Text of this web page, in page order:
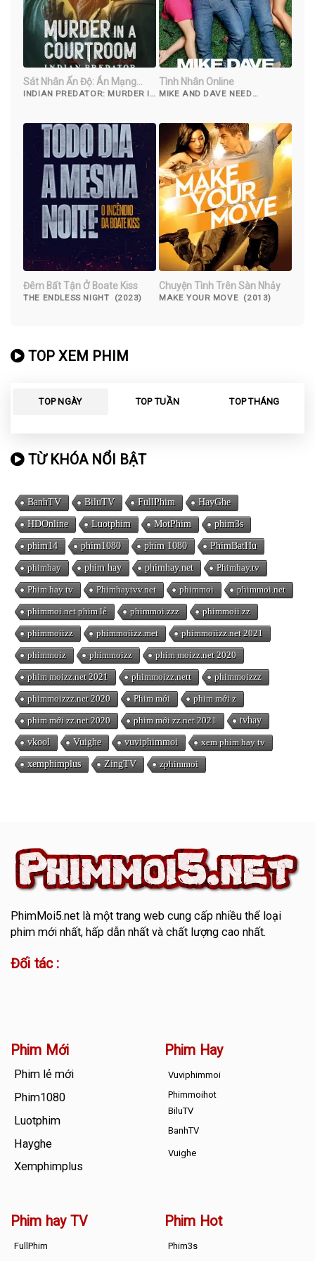
Sát Nhân Ấn Độ: Án Mạng
Trong Phòng Xử Án
INDIAN PREDATOR: MURDER IN
Tình Nhân Online
MIKE AND DAVE NEED
Đêm Bất Tận Ở Boate Kiss
THE ENDLESS NIGHT (2023)
Chuyện Tình Trên Sàn Nhảy
MAKE YOUR MOVE (2013)
TOP XEM PHIM
TOP NGÀY TOP TUẦN TOP THÁNG
TỪ KHÓA NỔI BẬT
BanhTV BiluTV FullPhim HayGhe
HDOnline Luotphim MotPhim phim3s
phim14 phim1080 phim 1080 PhimBatHu
phimhay phim hay phimhay.net Phimhay.tv
Phim hay tv Phimhaytvv.net phimmoi phimmoi.net
phimmoi.net phim lẻ phimmoi.zzz phimmoii.zz
phimmoiizz phimmoiizz.met phimmoiizz.net 2021
phimmoiz phimmoizz phim moizz.net 2020
phim moizz.net 2021 phimmoizz.nett phimmoizzz
phimmoizzz.net 2020 Phim mới phim mới z
phim mới zz.net 2020 phim mới zz.net 2021 tvhay
vkool Vuighe vuviphimmoi xem phim hay tv
xemphimplus ZingTV zphimmoi
PhimMoi5.netlà một trang web cung cấp nhiều thể loại
phim mới nhất, hấp dẫn nhất và chất lượng cao nhất.
Đối tác :
Phim Mới
Phim lẻ mới
Phim1080
Luotphim
Hayghe
Xemphimplus
Phim Hay
Vuviphimmoi
Phimmoihot
BiluTV
BanhTV
Vuighe
Phim hay TV
FullPhim
Phim Hot
Phim3s